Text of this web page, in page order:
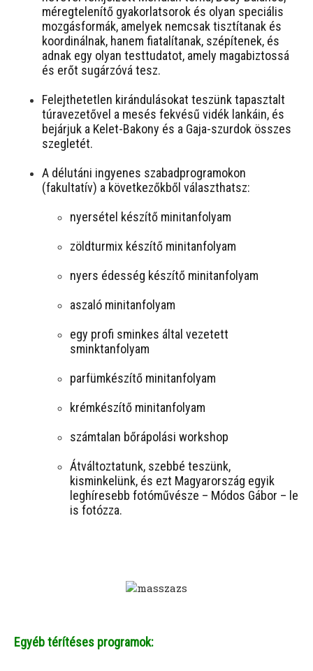
méregtelenítő gyakorlatsorok és olyan speciális
mozgásformák, amelyek nemcsak tisztítanak és
koordinálnak, hanem fiatalítanak, szépítenek, és
adnak egy olyan testtudatot, amely magabiztossá
és erőt sugárzóvá tesz.
Felejthetetlen kirándulásokat teszünk tapasztalt
túravezetővel a mesés fekvésű vidék lankáin, és
bejárjuk a Kelet-Bakony és a Gaja-szurdok összes
szegletét.
A délutáni ingyenes szabadprogramokon
(fakultatív) a következőkből választhatsz:
nyersétel készítő minitanfolyam
zöldturmix készítő minitanfolyam
nyers édesség készítő minitanfolyam
aszaló minitanfolyam
egy profi sminkes által vezetett
sminktanfolyam
parfümkészítő minitanfolyam
krémkészítő minitanfolyam
számtalan bőrápolási workshop
Átváltoztatunk, szebbé teszünk,
kisminkelünk, és ezt Magyarország egyik
leghíresebb fotóművésze – Módos Gábor – le
is fotózza.
Egyéb térítéses programok: